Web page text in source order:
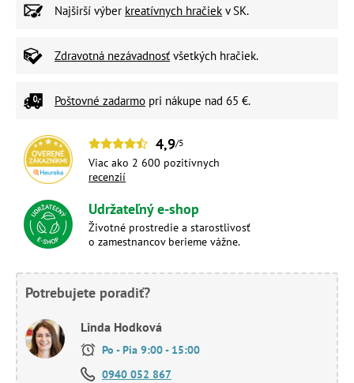
Najširší výber kreatívnych hračiek v SK.
Zdravotná nezávadnosť všetkých hračiek.
Poštovné zadarmo pri nákupe nad 65 €.
4,9/5
Viac ako 2 600 pozitívnych
recenzií
Udržateľný e-shop
Životné prostredie a starostlivosť
o zamestnancov berieme vážne.
Potrebujete poradiť?
Linda Hodková
Po - Pia 9:00 - 15:00
0940 052 867